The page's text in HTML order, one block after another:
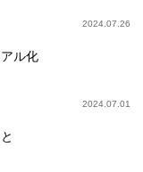
2024.07.26
ル化
2024.07.01